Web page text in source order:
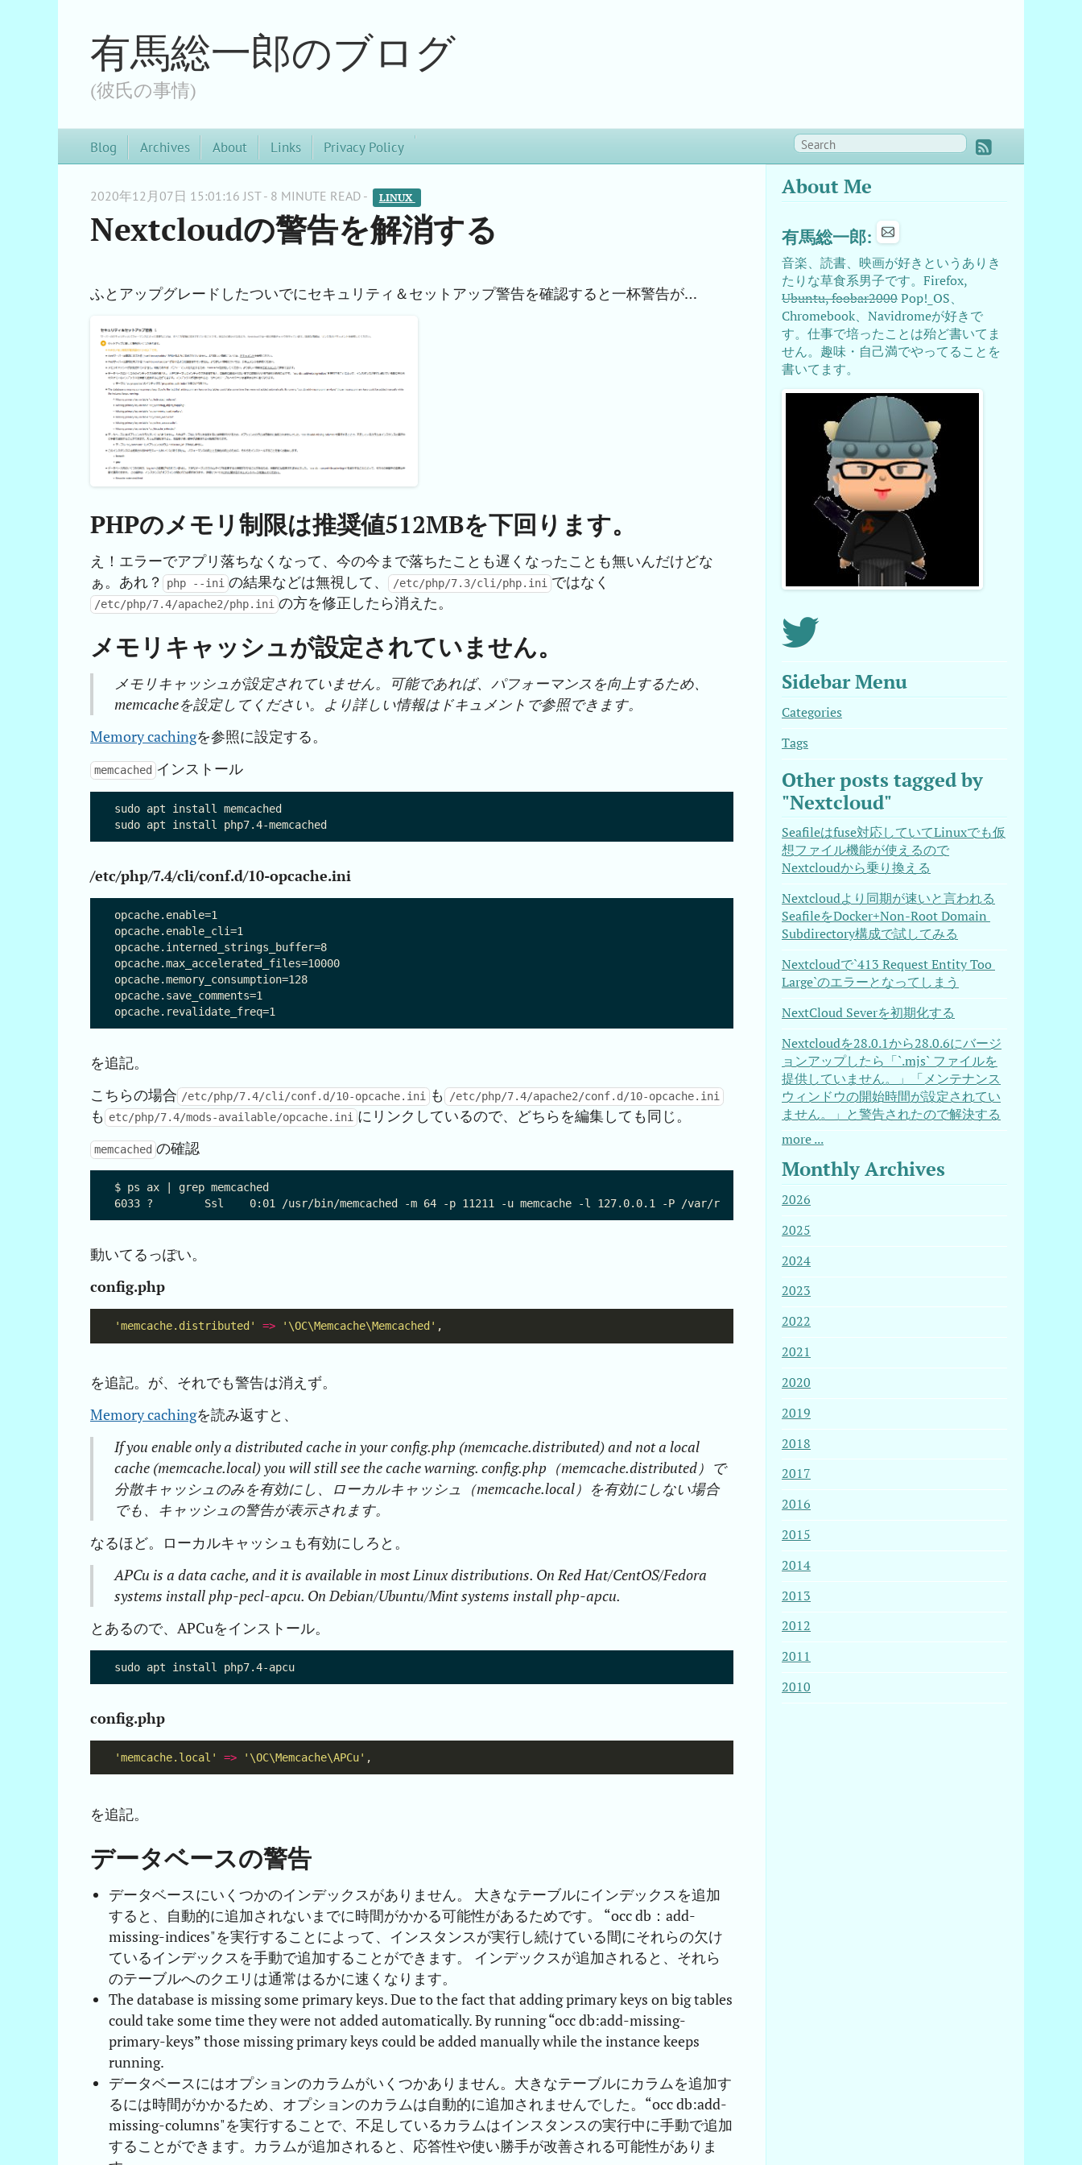
有馬総一郎のブログ
(彼氏の事情)
Blog Archives About Links Privacy Policy
2020年12月07日 15:01:16 JST - 8 MINUTE READ - LINUX
Nextcloudの警告を解消する
ふとアップグレードしたついでにセキュリティ＆セットアップ警告を確認すると一杯警告が…
PHPのメモリ制限は推奨値512MBを下回ります。
え！エラーでアプリ落ちなくなって、今の今まで落ちたことも遅くなったことも無いんだけどな
ぁ。あれ？
php --ini の結果などは無視して、 /etc/php/7.3/cli/php.ini ではなく
/etc/php/7.4/apache2/php.ini の方を修正したら消えた。
メモリキャッシュが設定されていません。
メモリキャッシュが設定されていません。可能であれば、パフォーマンスを向上するため、
memcacheを設定してください。より詳しい情報はドキュメントで参照できます。
Memory cachingを参照に設定する。
memcached インストール
sudo apt install memcached
/etc/php/7.4/cli/conf.d/10-opcache.ini
opcache.enable=1
opcache.enable_cli=1
opcache.interned_strings_buffer=8
opcache.max_accelerated_files=10000
opcache.memory_consumption=128
opcache.save_comments=1
を追記。
こちらの場合 /etc/php/7.4/cli/conf.d/10-opcache.ini も /etc/php/7.4/apache2/conf.d/10-opcache.ini
も etc/php/7.4/mods-available/opcache.ini にリンクしているので、どちらを編集しても同じ。
memcached の確認
$ ps ax | grep memcached
動いてるっぽい。
config.php
'memcache.distributed' => '\OC\Memcache\Memcached'
を追記。が、それでも警告は消えず。
Memory cachingを読み返すと、
If you enable only a distributed cache in your config.php (memcache.distributed) and not a local
cache (memcache.local) you will still see the cache warning. config.php（memcache.distributed）で
分散キャッシュのみを有効にし、ローカルキャッシュ（memcache.local）を有効にしない場合
でも、キャッシュの警告が表示されます。
なるほど。ローカルキャッシュも有効にしろと。
APCu is a data cache, and it is available in most Linux distributions. On Red Hat/CentOS/Fedora
systems install php-pecl-apcu. On Debian/Ubuntu/Mint systems install php-apcu.
とあるので、APCuをインストール。
config.php
'memcache.local' => '\OC\Memcache\APCu'
を追記。
データベースの警告
データベースにいくつかのインデックスがありません。 大きなテーブルにインデックスを追加
すると、自動的に追加されないまでに時間がかかる可能性があるためです。 “occ db：add-
missing-indices"を実行することによって、インスタンスが実行し続けている間にそれらの欠け
ているインデックスを手動で追加することができます。 インデックスが追加されると、それら
のテーブルへのクエリは通常はるかに速くなります。
The database is missing some primary keys. Due to the fact that adding primary keys on big tables
could take some time they were not added automatically. By running “occ db:add-missing-
primary-keys” those missing primary keys could be added manually while the instance keeps
running.
データベースにはオプションのカラムがいくつかありません。大きなテーブルにカラムを追加す
るには時間がかかるため、オプションのカラムは自動的に追加されませんでした。“occ db:add-
missing-columns"を実行することで、不足しているカラムはインスタンスの実行中に手動で追加
することができます。カラムが追加されると、応答性や使い勝手が改善される可能性がありま
About Me
有馬総一郎:
音楽、読書、映画が好きというありき
たりな草食系男子です。Firefox,
Ubuntu, foobar2000Pop!_OS、
Chromebook、Navidromeが好きで
す。仕事で培ったことは殆ど書いてま
せん。趣味・自己満でやってることを
書いてます。
Sidebar Menu
Categories
Tags
Other posts tagged by
"Nextcloud"
Seafileはfuse対応していてLinuxでも仮
想ファイル機能が使えるので
Nextcloudから乗り換える
Nextcloudより同期が速いと言われる
SeafileをDocker+Non-Root Domain
Subdirectory構成で試してみる
Nextcloudで`413 Request Entity Too
Large`のエラーとなってしまう
NextCloud Severを初期化する
Nextcloudを28.0.1から28.0.6にバージ
ョンアップしたら「`.mjs` ファイルを
提供していません。」「メンテナンス
ウィンドウの開始時間が設定されてい
ません。」と警告されたので解決する
more ...
Monthly Archives
2026
2025
2024
2023
2022
2021
2020
2019
2018
2017
2016
2015
2014
2013
2012
2011
2010